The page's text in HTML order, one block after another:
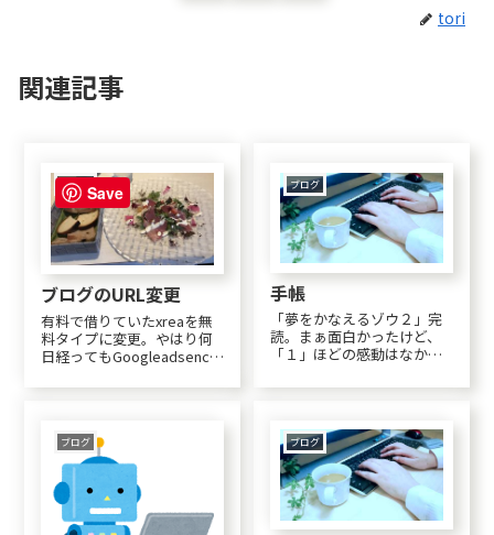
tori
関連記事
ブログ
ブログのURL変更
有料で借りていたxreaを無
料タイプに変更。やはり何
日経ってもGoogleadsence
た。どうやらサブドメイン
たという。ならば規約が変
わった時に今まで累積した
金額だけ...
ブログ
手帳
「夢をかなえるゾウ２」完
読。まぁ面白かったけど、
「１」ほどの感動はなかっ
のは「１」だけでいいか
kobo本にしよ。「３」もま
だあるけど。過去のブロ
グ。練習で設置したものを
３つ程、削除。zoopsと...
ブログ ブログ
Save